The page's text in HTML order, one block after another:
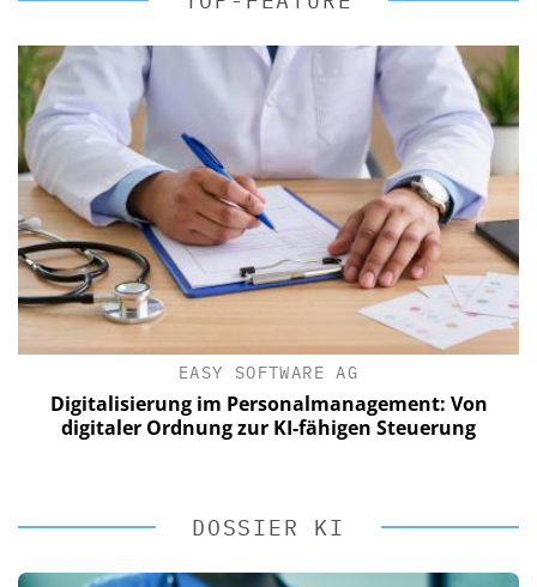
EASY SOFTWARE AG
Digitalisierung im Personalmanagement: Von
digitaler Ordnung zur KI-fähigen Steuerung
DOSSIER KI